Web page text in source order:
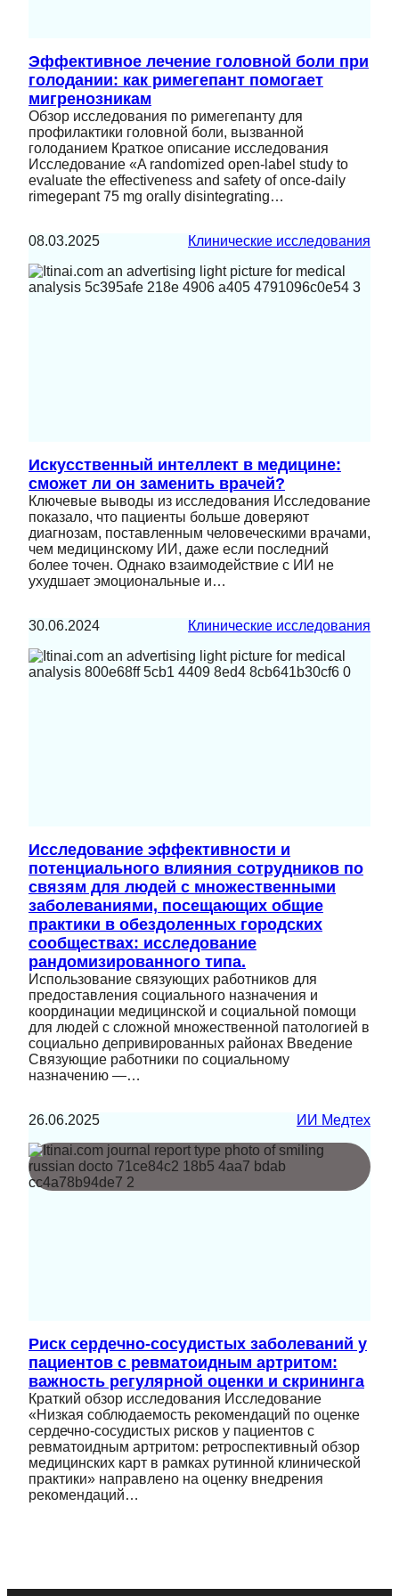
Эффективное лечение головной боли при
голодании: как римегепант помогает
мигренозникам
Обзор исследования по римегепанту для
профилактики головной боли, вызванной
голоданием Краткое описание исследования
Исследование «A randomized open-label study to
evaluate the effectiveness and safety of once-daily
rimegepant 75 mg orally disintegrating…
08.03.2025 Клинические исследования
Искусственный интеллект в медицине:
сможет ли он заменить врачей?
Ключевые выводы из исследования Исследование
показало, что пациенты больше доверяют
диагнозам, поставленным человеческими врачами,
чем медицинскому ИИ, даже если последний
более точен. Однако взаимодействие с ИИ не
ухудшает эмоциональные и…
30.06.2024 Клинические исследования
Исследование эффективности и
потенциального влияния сотрудников по
связям для людей с множественными
заболеваниями, посещающих общие
практики в обездоленных городских
сообществах: исследование
рандомизированного типа.
Использование связующих работников для
предоставления социального назначения и
координации медицинской и социальной помощи
для людей с сложной множественной патологией в
социально депривированных районах Введение
Связующие работники по социальному
назначению —…
26.06.2025 ИИ Медтех
Риск сердечно-сосудистых заболеваний у
пациентов с ревматоидным артритом:
важность регулярной оценки и скрининга
Краткий обзор исследования Исследование
«Низкая соблюдаемость рекомендаций по оценке
сердечно-сосудистых рисков у пациентов с
ревматоидным артритом: ретроспективный обзор
медицинских карт в рамках рутинной клинической
практики» направлено на оценку внедрения
рекомендаций…